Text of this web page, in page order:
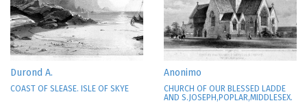
Durond A.
COAST OF SLEASE. ISLE OF SKYE
Anonimo
CHURCH OF OUR BLESSED LADDE
AND S.JOSEPH,POPLAR,MIDDLESEX.